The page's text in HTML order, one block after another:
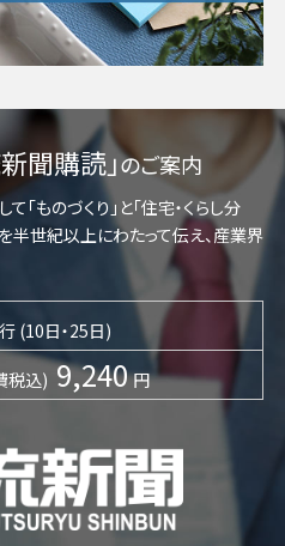
聞購読」のご案内
ものづくり」と「住宅・くらし分
半世紀以上にわたって伝え、産業界
(10日・25日)
税込) 9,240 円